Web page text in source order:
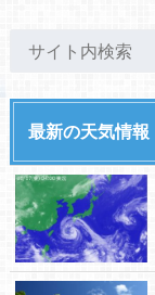
最新の天気情報